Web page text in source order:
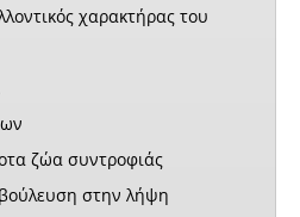
χαρακτήρας του
ζώα συντροφιάς
στην λήψη